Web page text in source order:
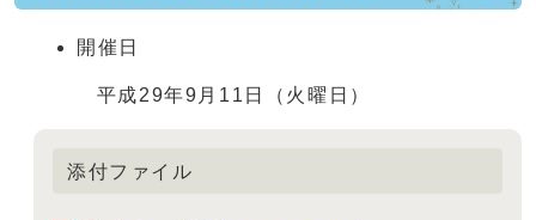
開催日
平成29年9月11日（火曜日）
添付ファイル